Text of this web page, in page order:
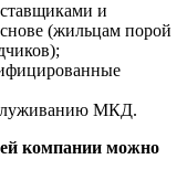
и
(жильцам порой
МКД.
компании можно